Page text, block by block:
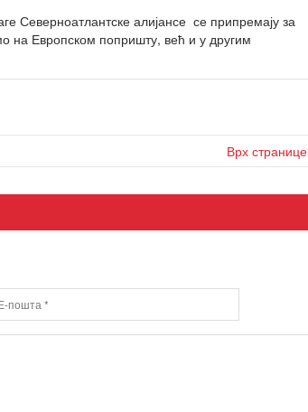
Северноатлантске алијансе се припремају за
на Европском попришту, већ и у другим
Врх странице